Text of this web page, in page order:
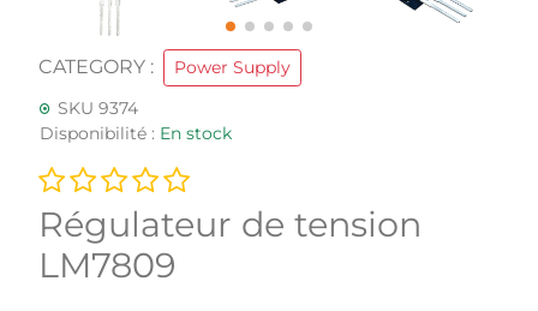
CATEGORY :
Power Supply
SKU 9374
Disponibilité : En stock
Régulateur de tension
LM7809